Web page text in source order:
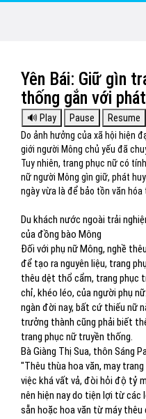
Yên Bái: Giữ gìn
thống gắn với
Do ảnh hưởng của xã hội hiện
giới người Mông chủ yếu đã
Tuy nhiên, trang phục nữ có
nữ người Mông gìn giữ, phát
ngày vừa là để bảo tồn văn hóa
Du khách nước ngoài trải
của đồng bào Mông
Đối với phụ nữ Mông, nghề
để tạo ra nguyên liệu, trang
thêu dệt thổ cẩm, trang phục
chỉ, khéo léo, của người phụ
ngàn đời nay, bất cứ thiếu nữ
trưởng thành cũng phải biết
trang phục nữ truyền thống.
Bà Giàng Thị Sua, thôn Sáng
"Thêu thùa hoa văn, may
việc khá vất vả, đòi hỏi độ tỷ
nên hiện nay do tiện lợi từ các
sẵn hoặc hoa văn từ máy